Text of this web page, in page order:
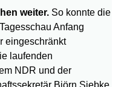
weiter. So konnte die
Anfang
eingeschränkt
laufenden
NDR und der
Björn Siebke